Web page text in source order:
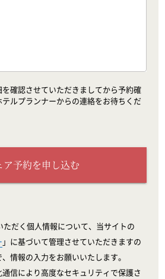
確認させていただきましてから予約確
ルプランナーからの連絡をお待ちくだ
ア予約を申し込む
ただく個人情報について、当サイトの
」に基づいて管理させていただきますの
情報の入力をお願いいたします。
信により高度なセキュリティで保護さ